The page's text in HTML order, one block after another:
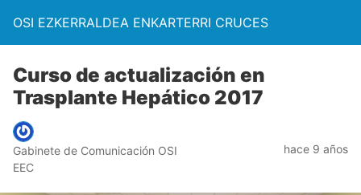
OSI EZKERRALDEA ENKARTERRI CRUCES
Curso de actualización en
Trasplante Hepático 2017
Gabinete de Comunicación OSI
EEC
hace 9 años